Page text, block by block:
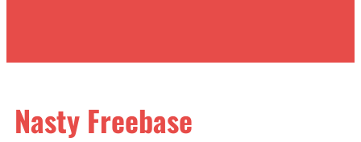
Nasty Freebase